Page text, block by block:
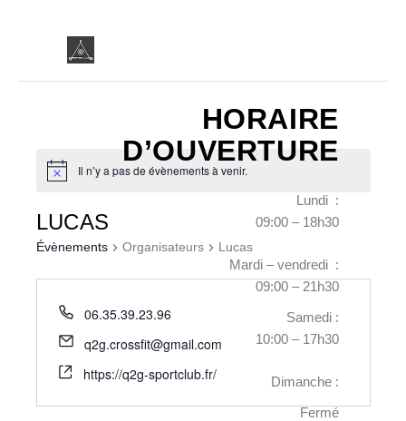
HORAIRE
D’OUVERTURE
Lundi :
09:00 – 18h30
Mardi – vendredi :
09:00 – 21h30
Samedi :
10:00 – 17h30
Dimanche :
Fermé
Il n’y a pas de évènements à venir.
LUCAS
Évènements Organisateurs Lucas
06.35.39.23.96
q2g.crossfit@gmail.com
https://q2g-sportclub.fr/